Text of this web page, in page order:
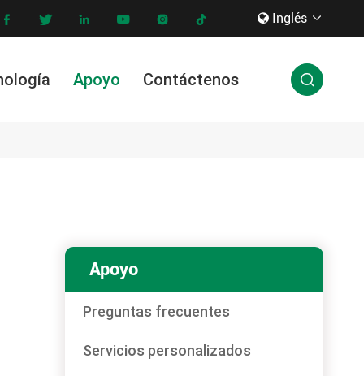
      Inglés 
Apoyo Contáctenos 
Apoyo
Preguntas frecuentes
Servicios personalizados